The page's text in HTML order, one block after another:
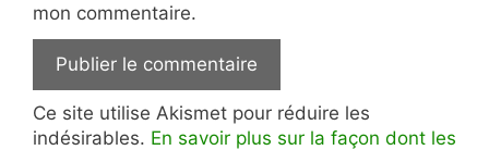
mon commentaire.
Ce site utilise Akismet pour réduire les
indésirables. En savoir plus sur la façon dont les